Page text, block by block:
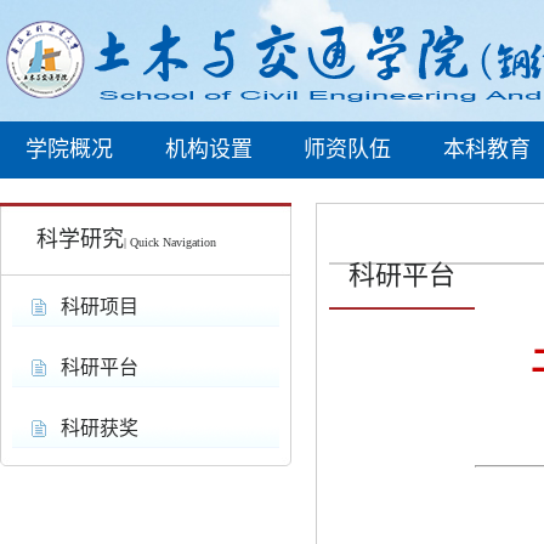
学院概况 机构设置 师资队伍 本科教育
科学研究| Quick Navigation
科研项目
科研平台
科研获奖
科研平台